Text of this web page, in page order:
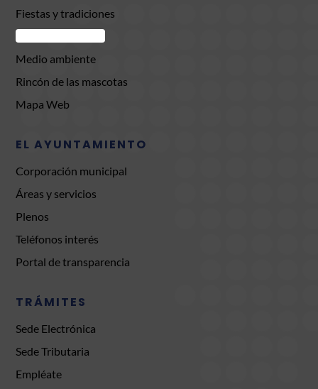
Fiestas y tradiciones
Medio ambiente
Rincón de las mascotas
Mapa Web
EL AYUNTAMIENTO
Corporación municipal
Áreas y servicios
Plenos
Teléfonos interés
Portal de transparencia
TRÁMITES
Sede Electrónica
Sede Tributaria
Empléate